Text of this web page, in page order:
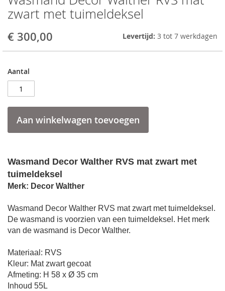
zwart met tuimeldeksel
€ 300,00 Levertijd: 3 tot 7 werkdagen
Aantal
Aan winkelwagen toevoegen
Wasmand Decor Walther RVS mat zwart met
tuimeldeksel
Merk: Decor Walther
Wasmand Decor Walther RVS mat zwart met tuimeldeksel .
De wasmand is voorzien van een tuimeldeksel. Het merk
van de wasmand is Decor Walther.
Materiaal: RVS
Kleur: Mat zwart gecoat
Afmeting: H 58 x Ø 35 cm
Inhoud 55L
to
the
of
gallery